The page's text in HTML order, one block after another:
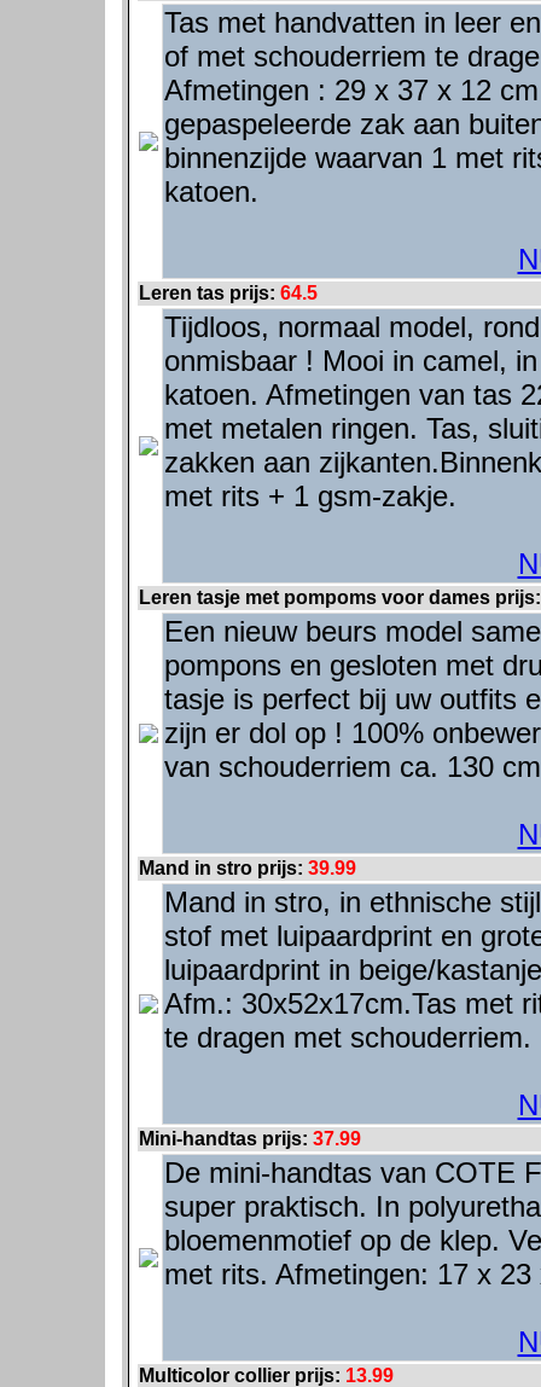
Tas met handvatten in leer
of met schouderriem te
Afmetingen : 29 x 37 x 12
gepaspeleerde zak aan
binnenzijde waarvan 1 met
katoen.
Leren tas prijs: 64.5
Tijdloos, normaal model,
onmisbaar ! Mooi in camel,
katoen. Afmetingen van tas
met metalen ringen. Tas,
zakken aan
met rits + 1 gsm-zakje.
Leren tasje met pompoms voor dames
Een nieuw beurs model
pompons en gesloten met
tasje is perfect bij uw outfits
zijn er dol op ! 100%
van schouderriem ca. 130
Mand in stro prijs: 39.99
Mand in stro, in ethnische
stof met luipaardprint en
luipaardprint in beige/
Afm.: 30x52x17cm.Tas met
te dragen met schouderriem.
Mini-handtas prijs: 37.99
De mini-handtas van COTE
super praktisch. In
bloemenmotief op de klep.
met rits. Afmetingen: 17 x 23
Multicolor collier prijs: 13.99